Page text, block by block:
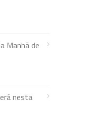
Manhã de
nesta